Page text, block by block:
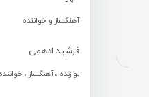
آهنگساز و خواننده
فرشید ادهمی
نوازنده ، آهنگساز ، خواننده